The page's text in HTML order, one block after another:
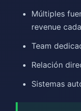
Múltiples
revenue
Team
Relación
Sistemas